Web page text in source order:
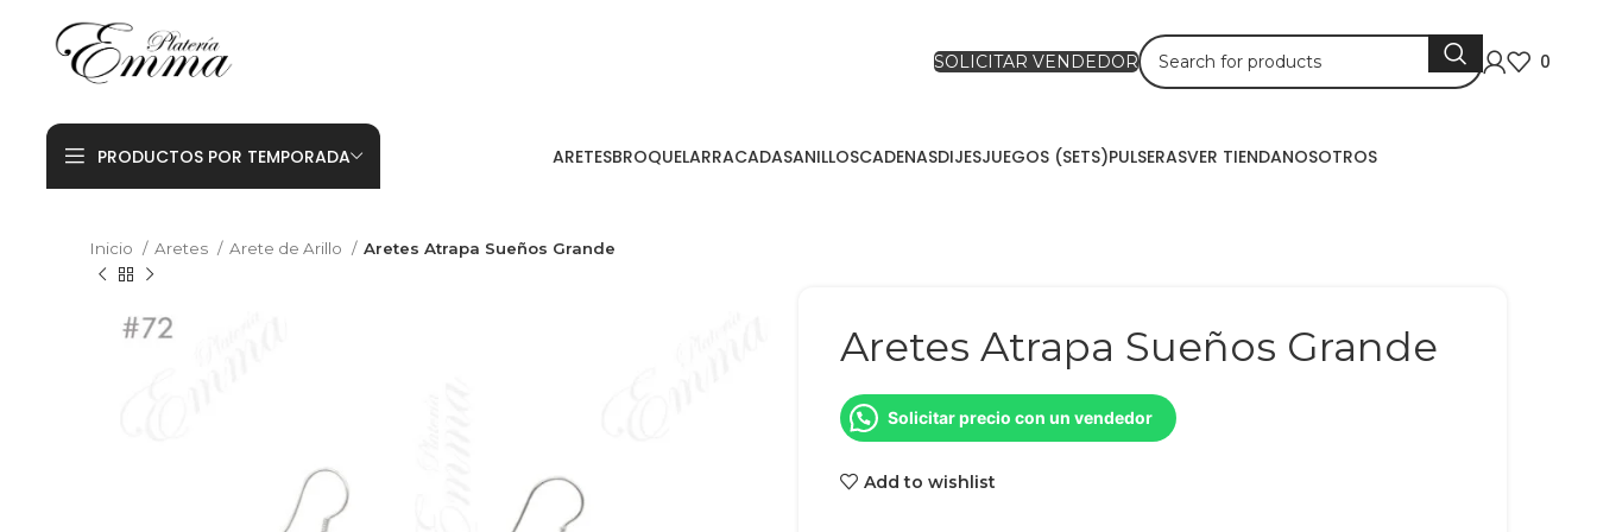
SOLICITAR VENDEDOR 0
PRODUCTOS POR TEMPORADA ARETESBROQUELARRACADASANILLOSCADENASDIJESJUEGOS (SETS)PULSERASVER TIENDANOSOTROS
Inicio Aretes Arete de Arillo Aretes Atrapa Sueños Grande
Aretes Atrapa Sueños Grande
Solicitar precio con un vendedor
Add to wishlist